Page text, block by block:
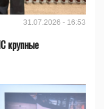
31.07.2026 - 16:53
крупные